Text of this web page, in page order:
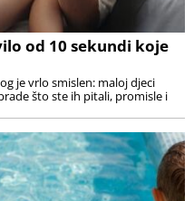
od 10 sekundi koje
je vrlo smislen: maloj djeci
što ste ih pitali, promisle i